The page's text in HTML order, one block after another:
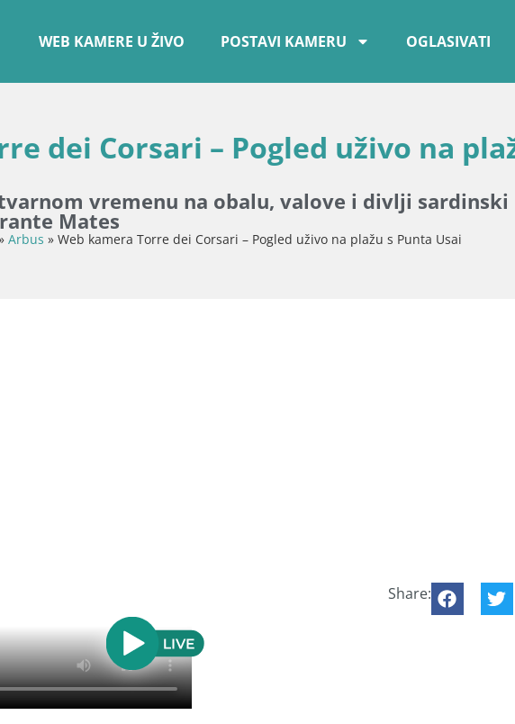
WEB KAMERE U ŽIVO POSTAVI KAMERU OGLASIVATI
dei Corsari – Pogled uživo na
vremenu na obalu, valove i divlji sardinski
Mates
Arbus » Web kamera Torre dei Corsari – Pogled uživo na plažu s Punta Usai
Share: